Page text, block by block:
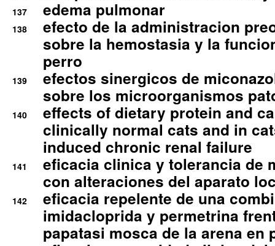
137 edema pulmonar
138
efecto de la administracion
sobre la hemostasia y la
perro
139
efectos sinergicos de
sobre los microorganismos
140
effects of dietary protein and
clinically normal cats and in
induced chronic renal failure
141
eficacia clinica y tolerancia de
con alteraciones del aparato
142
eficacia repelente de una
imidacloprida y permetrina
papatasi mosca de la arena en